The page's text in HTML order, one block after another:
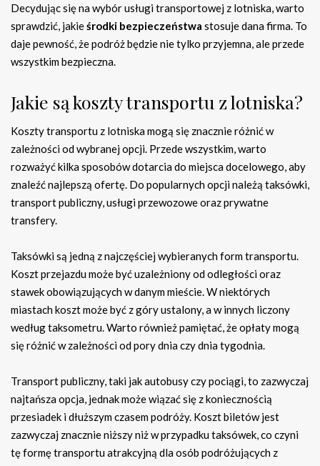
Decydując się na wybór usługi transportowej z lotniska, warto
sprawdzić, jakieśrodki bezpieczeństwa stosuje dana firma. To
daje pewność, że podróż będzie nie tylko przyjemna, ale przede
wszystkim bezpieczna.
Jakie są koszty transportu z lotniska?
Koszty transportu z lotniska mogą się znacznie różnić w
zależności od wybranej opcji. Przede wszystkim, warto
rozważyć kilka sposobów dotarcia do miejsca docelowego, aby
znaleźć najlepszą ofertę. Do popularnych opcji należą taksówki,
transport publiczny, usługi przewozowe oraz prywatne
transfery.
Taksówki są jedną z najczęściej wybieranych form transportu.
Koszt przejazdu może być uzależniony od odległości oraz
stawek obowiązujących w danym mieście. W niektórych
miastach koszt może być z góry ustalony, a w innych liczony
według taksometru. Warto również pamiętać, że opłaty mogą
się różnić w zależności od pory dnia czy dnia tygodnia.
Transport publiczny, taki jak autobusy czy pociągi, to zazwyczaj
najtańsza opcja, jednak może wiązać się z koniecznością
przesiadek i dłuższym czasem podróży. Koszt biletów jest
zazwyczaj znacznie niższy niż w przypadku taksówek, co czyni
tę formę transportu atrakcyjną dla osób podróżujących z